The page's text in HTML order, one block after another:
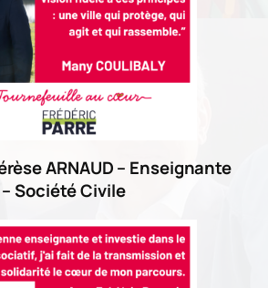
ARNAUD – Enseignante
– Société Civile